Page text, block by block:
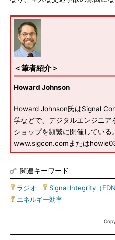
＜筆者紹介＞
Howard Johnson
Howard Johnson氏はSignal
学などで、デジタルエンジニア
ショップを頻繁に開催している
www.sigcon.comまたは
関連キーワード
ラジオ Signal Integrity（EDN
エネルギー効率